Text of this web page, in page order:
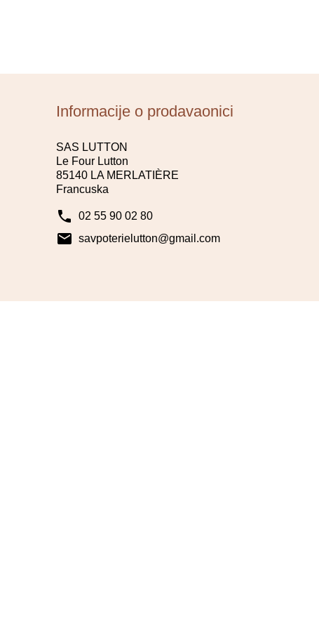
Informacije o prodavaonici
SAS LUTTON
Le Four Lutton
85140 LA MERLATIÈRE
Francuska
phone 02 55 90 02 80
mail savpoterielutton@gmail.com